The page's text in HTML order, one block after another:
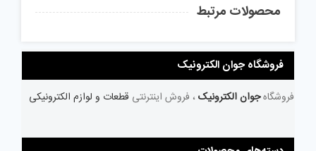
محصولات مرتبط
فروشگاه جوان الکترونیک
فروشگاهجوان الکترونیک ، فروش اینترنتی قطعات و لوازم الکترونیکی